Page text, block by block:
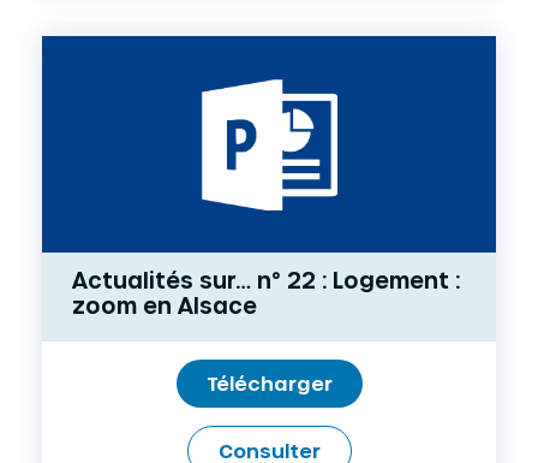
Actualités sur… n° 22 : Logement :
zoom en Alsace
Télécharger
Consulter